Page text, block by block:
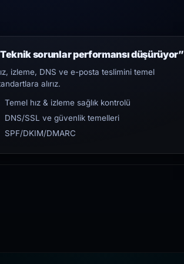
sorunlar performansı düşürüyor”
izleme, DNS ve e-posta teslimini temel
alırız.
Temel hız & izleme sağlık kontrolü
DNS/SSL ve güvenlik temelleri
SPF/DKIM/DMARC